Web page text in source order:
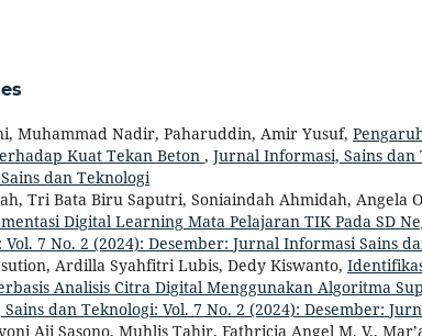
Muhammad Nadir, Paharuddin, Amir Yusuf,
Kuat Tekan Beton , Jurnal Informasi, Sains dan
dan Teknologi
Tri Bata Biru Saputri, Soniaindah Ahmidah, Angela
Digital Learning Mata Pelajaran TIK Pada SD
Vol. 7 No. 2 (2024): Desember: Jurnal Informasi Sains
Ardilla Syahfitri Lubis, Dedy Kiswanto,
Analisis Citra Digital Menggunakan Algoritma
dan Teknologi: Vol. 7 No. 2 (2024): Desember:
Aji Sasono, Muhlis Tahir, Fathricia Angel M. V.,